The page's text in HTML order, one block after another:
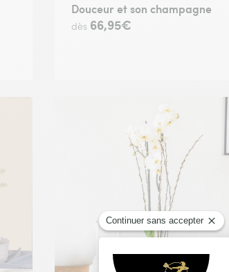
Douceur et son champagne
dès 66,95€